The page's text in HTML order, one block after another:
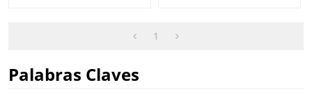
Comercial Durabilidad
1
Palabras Claves